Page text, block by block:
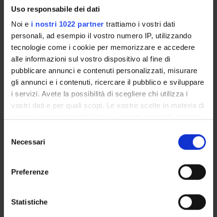
Uso responsabile dei dati
Noi e i nostri 1022 partner trattiamo i vostri dati
personali, ad esempio il vostro numero IP, utilizzando
tecnologie come i cookie per memorizzare e accedere
alle informazioni sul vostro dispositivo al fine di
pubblicare annunci e contenuti personalizzati, misurare
gli annunci e i contenuti, ricercare il pubblico e sviluppare
i servizi. Avete la possibilità di scegliere chi utilizza i
vostri dati e per quali scopi. Le vostre scelte in materia di
modificare o revocare il proprio consenso in qualsiasi
momento dalla Dichiarazione sui cookie o facendo clic
raccogliere informazioni sulla tua posizione
geografica, con un'approssimazione di qualche
delNecessari
Preferenze
Statistiche
a livelli di popolazione l’andamento della malattia. Avremo
quindi bambini con diverse caratteristiche che potremo
monitorare nel tempo per seguire l’andamento della
malattia di base.
ENTI FINANZIATORI:
Finanziamento: assegnato e gestito dal Dipartimento
Michela Ress